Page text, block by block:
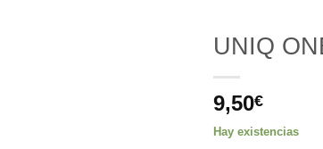
UNIQ
9,50€
Hay existencias